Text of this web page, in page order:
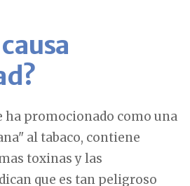
ha promocionado como una
al tabaco, contiene
toxinas y las
que es tan peligroso